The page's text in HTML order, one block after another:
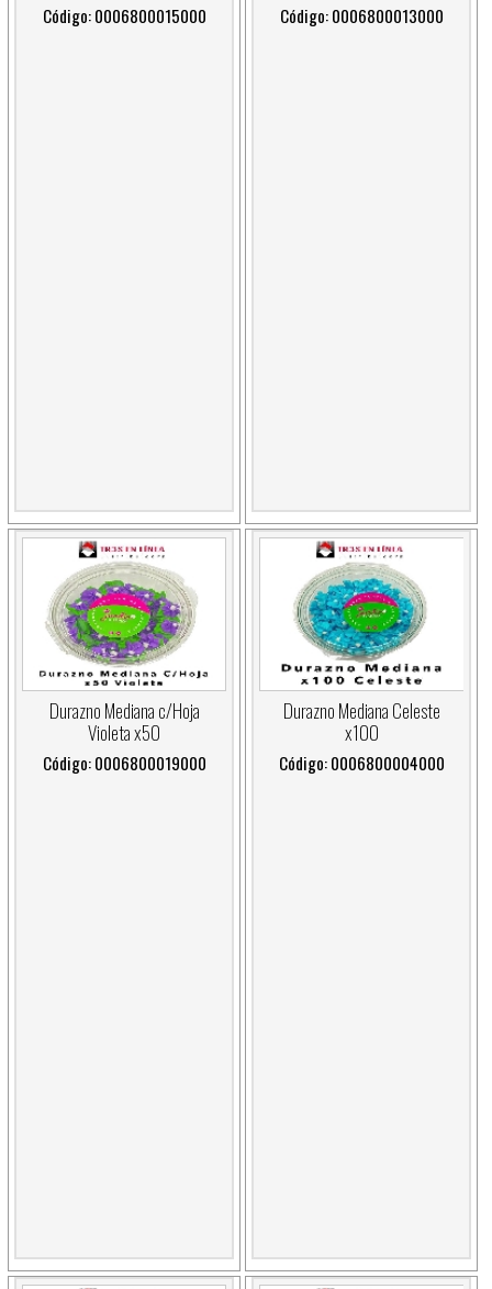
Código: 0006800015000 Código: 0006800013000
Durazno Mediana c/Hoja
Violeta x50
Código: 0006800019000
Durazno Mediana Celeste
x100
Código: 0006800004000